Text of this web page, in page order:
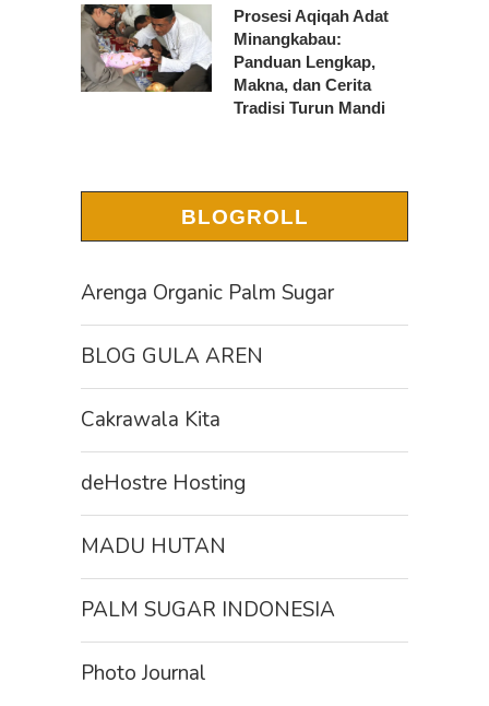
Prosesi Aqiqah Adat
Minangkabau:
Panduan Lengkap,
Makna, dan Cerita
Tradisi Turun Mandi
BLOGROLL
Arenga Organic Palm Sugar
BLOG GULA AREN
Cakrawala Kita
deHostre Hosting
MADU HUTAN
PALM SUGAR INDONESIA
Photo Journal